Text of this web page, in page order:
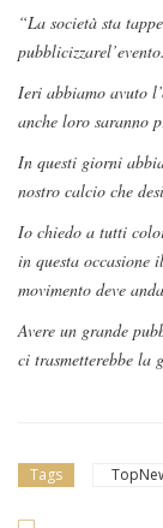
“La società sta
pubblicizzarel’evento.
Ieri abbiamo avuto
anche loro saranno
In questi giorni
nostro calcio che
Io chiedo a tutti
in questa occasione
movimento deve
Avere un grande
ci trasmetterebbe la
Tags